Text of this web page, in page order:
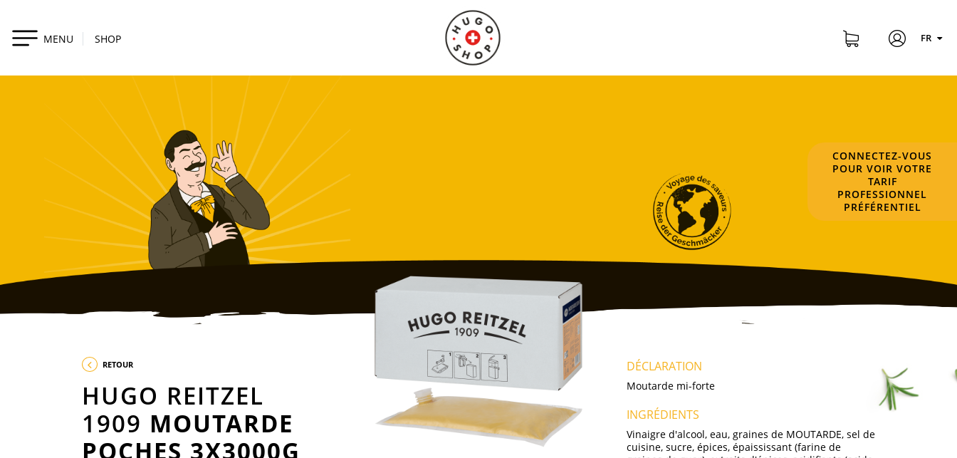
MENU SHOP FR
CONNECTEZ-VOUS
POUR VOIR VOTRE
TARIF
PROFESSIONNEL
PRÉFÉRENTIEL
RETOUR
HUGO REITZEL
1909 MOUTARDE
POCHES 3X3000G
DÉCLARATION
Moutarde mi-forte
INGRÉDIENTS
Vinaigre d'alcool, eau, graines de MOUTARDE, sel de
cuisine, sucre, épices, épaississant (farine de